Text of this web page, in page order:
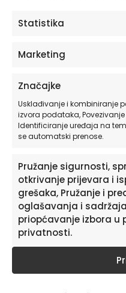
Statistika
Marketing
Značajke
Usklađivanje i kombiniranje
izvora podataka,
Identificiranje uređaja na
se automatski prenose.
Pružanje sigurnosti,
otkrivanje prijevara i
grešaka, Pružanje i
oglašavanja i
priopćavanje izbora u
privatnosti.
nude raznolike
i personalizacija
važnost pravilnog
zanemarena.
Pretplatite se na
Želite primati savjete i
informacije o novim